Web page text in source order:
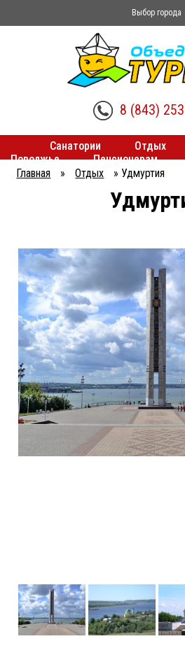
Выбор города
8 (843)
Санатории Отдых
Поволжье
Пенсионерам
туров
Трансферы
Главная » Отдых » Удмуртия